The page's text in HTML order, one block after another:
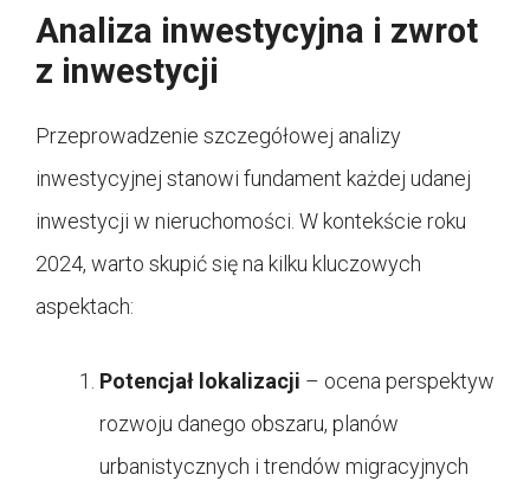
Analiza inwestycyjna i zwrot
z inwestycji
Przeprowadzenie szczegółowej analizy
inwestycyjnej stanowi fundament każdej udanej
inwestycji w nieruchomości. W kontekście roku
2024, warto skupić się na kilku kluczowych
aspektach:
Potencjał lokalizacji – ocena perspektyw
rozwoju danego obszaru, planów
urbanistycznych i trendów migracyjnych